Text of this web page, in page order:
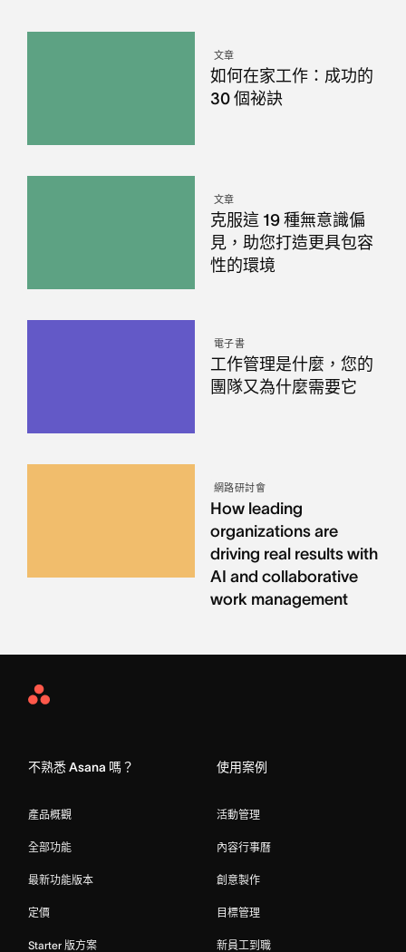
文章
如何在家工作：成功的
30 個祕訣
文章
克服這 19 種無意識偏
見，助您打造更具包容
性的環境
電子書
工作管理是什麼，您的
團隊又為什麼需要它
網路研討會
How leading
organizations are
driving real results with
AI and collaborative
work management
Asana
不熟悉 Asana 嗎？
產品概觀
全部功能
最新功能版本
定價
Starter 版方案
使用案例
活動管理
內容行事曆
創意製作
目標管理
新員工到職